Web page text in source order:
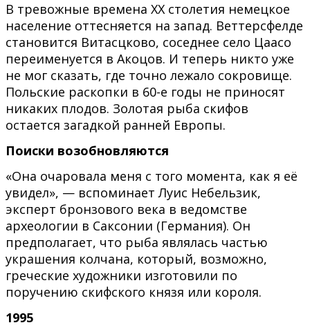
В тревожные времена XX столетия немецкое
население оттесняется на запад. Веттерсфелде
становится Витасцково, соседнее село Цаасо
переименуется в Акоцов. И теперь никто уже
не мог сказать, где точно лежало сокровище.
Польские раскопки в 60-е годы не приносят
никаких плодов. Золотая рыба скифов
остается загадкой ранней Европы.
Поиски возобновляются
«Она очаровала меня с того момента, как я её
увидел», — вспоминает Луис Небельзик,
эксперт бронзового века в ведомстве
археологии в Саксонии (Германия). Он
предполагает, что рыба являлась частью
украшения колчана, который, возможно,
греческие художники изготовили по
поручению скифского князя или короля.
1995